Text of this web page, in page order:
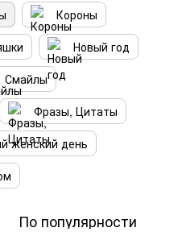
Короны
Новый год
Смайлы
Фразы, Цитаты
женский день
По популярности